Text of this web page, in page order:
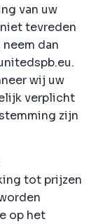
van uw
tevreden
dan
wij uw
verplicht
zijn
tot prijzen
op het